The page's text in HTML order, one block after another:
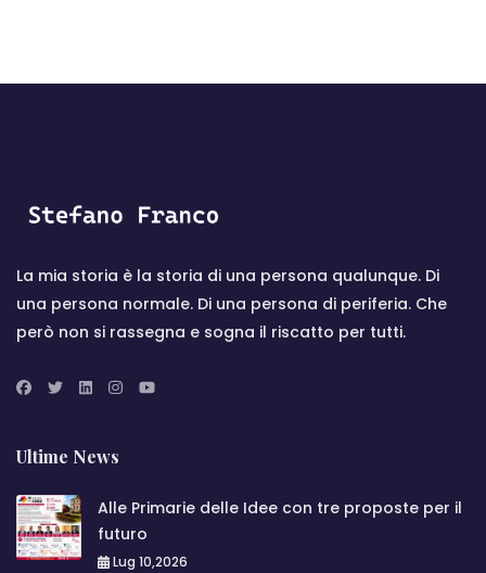
La mia storia è la storia di una persona qualunque. Di
una persona normale. Di una persona di periferia. Che
però non si rassegna e sogna il riscatto per tutti.
Ultime News
Alle Primarie delle Idee con tre proposte per il
futuro
Lug 10,2026